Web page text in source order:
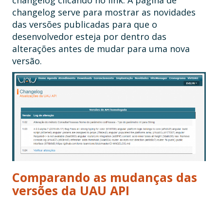
changelog serve para mostrar as novidades
das versões publicadas para que o
desenvolvedor esteja por dentro das
alterações antes de mudar para uma nova
versão.
Comparando as mudanças das
versões da UAU API